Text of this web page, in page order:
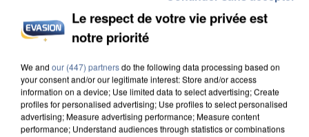
Gabriel Attal et Raphaël Glucksmann visés par des
ingérences...
Sollicité, Sébastien Lecornu annonce un "travail
commun" avec les partis à la rentrée.
Le respect de votre vie privée est
notre priorité
We and our (447) partnersdo the following data processing based on
your consent and/or our legitimate interest: Store and/or access
information on a device; Use limited data to select advertising; Create
profiles for personalised advertising; Use profiles to select personalised
advertising; Measure advertising performance; Measure content
performance; Understand audiences through statistics or combinations